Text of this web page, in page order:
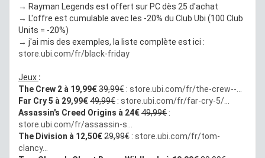
→ Rayman Legends est offert sur PC dès 25 d'achat
→ L'offre est cumulable avec les -20% du Club Ubi (100 Club
Units = -20%)
→ j'ai mis des exemples, la liste complète est ici :
store.ubi.com/fr/black-friday
Jeux :
The Crew 2 à 19,99€39,99€ : store.ubi.com/fr/the-crew--...
Far Cry 5 à 29,99€49,99€ : store.ubi.com/fr/far-cry-5/...
Assassin's Creed Origins à 24€49,99€ :
store.ubi.com/fr/assassin-s...
The Division à 12,50€29,99€ : store.ubi.com/fr/tom-
clancy...